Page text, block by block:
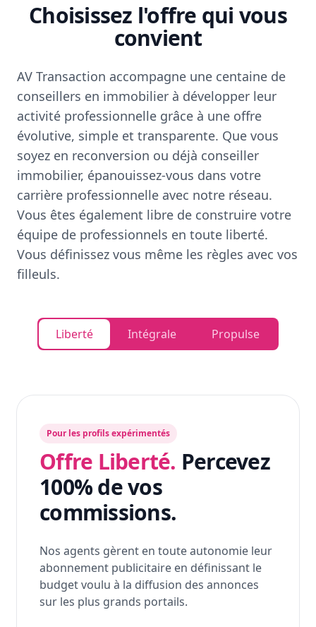
Choisissez l'offre qui vous
convient
AV Transaction accompagne une centaine de
conseillers en immobilier à développer leur
activité professionnelle grâce à une offre
évolutive, simple et transparente. Que vous
soyez en reconversion ou déjà conseiller
immobilier, épanouissez-vous dans votre
carrière professionnelle avec notre réseau.
Vous êtes également libre de construire votre
équipe de professionnels en toute liberté.
Vous définissez vous même les règles avec vos
filleuls.
Liberté Intégrale Propulse
Pour les profils expérimentés
Offre Liberté. Percevez
100% de vos
commissions.
Nos agents gèrent en toute autonomie leur
abonnement publicitaire en définissant le
budget voulu à la diffusion des annonces
sur les plus grands portails.